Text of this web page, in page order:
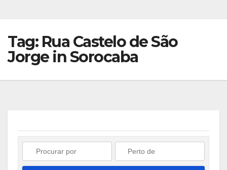
Tag: Rua Castelo de São
Jorge in Sorocaba